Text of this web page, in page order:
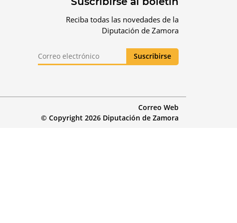
Reciba todas las novedades de la
Diputación de Zamora
Correo Web
© Copyright 2026 Diputación de Zamora